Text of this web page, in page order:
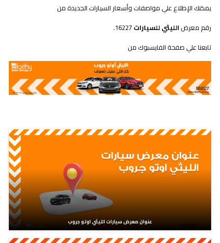
يمكنك الإطلاع علي مواصفات وأسعار السيارات الجديدة من
رقم معرض الليثي للسيارات
تابعنا علي صفحة الفايسبوك من
عنوان معرض سيارات الليثي اوتو جروب